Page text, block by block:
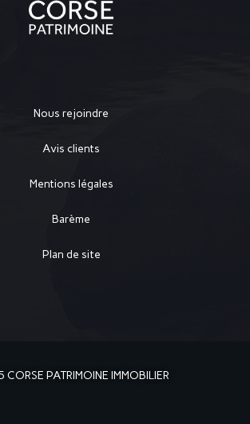
Nous rejoindre
Avis clients
Mentions légales
Barème
Plan de site
PATRIMOINE IMMOBILIER